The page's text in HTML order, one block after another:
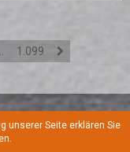
1.099
unserer Seite erklären Sie